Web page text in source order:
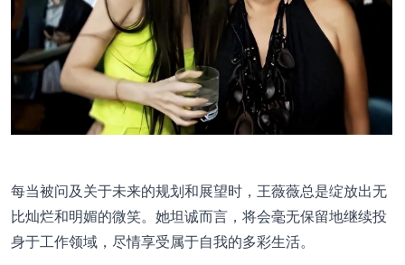
每当被问及关于未来的规划和展望时，王薇薇总是绽放出无
比灿烂和明媚的微笑。她坦诚而言，将会毫无保留地继续投
身于工作领域，尽情享受属于自我的多彩生活。